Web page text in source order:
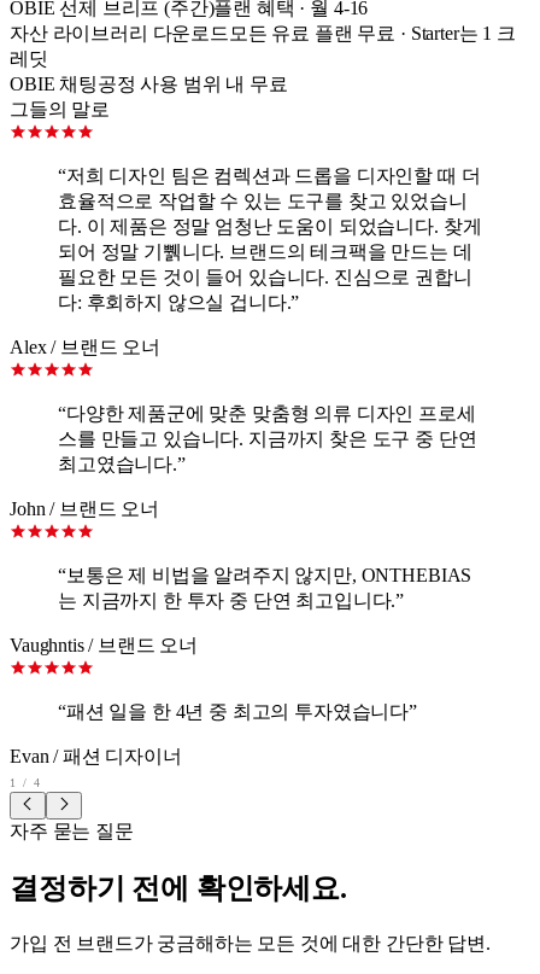
OBIE 선제 브리프 (주간)플랜 혜택 · 월 4-16
자산 라이브러리 다운로드 모든 유료 플랜 무료 · Starter는 1 크
레딧
OBIE 채팅공정 사용 범위 내 무료
그들의 말로
“저희 디자인 팀은 컴렉션과 드롭을 디자인할 때 더
효율적으로 작업할 수 있는 도구를 찾고 있었습니
다. 이 제품은 정말 엄청난 도움이 되었습니다. 찾게
되어 정말 기쀍니다. 브랜드의 테크팩을 만드는 데
필요한 모든 것이 들어 있습니다. 진심으로 권합니
다: 후회하지 않으실 겁니다.”
Alex/ 브랜드 오너
“다양한 제품군에 맞춘 맞춤형 의류 디자인 프로세
스를 만들고 있습니다. 지금까지 찾은 도구 중 단연
최고였습니다.”
John / 브랜드 오너
“보통은 제 비법을 알려주지 않지만, ONTHEBIAS
는 지금까지 한 투자 중 단연 최고입니다.”
Vaughntis/ 브랜드 오너
“패션 일을 한 4년 중 최고의 투자였습니다”
Evan /패션 디자이너
1 / 4
자주 묻는 질문
결정하기 전에 확인하세요.
가입 전 브랜드가 궁금해하는 모든 것에 대한 간단한 답변.